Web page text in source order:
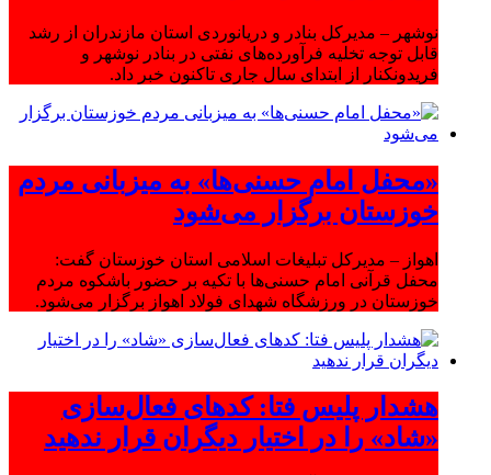
نوشهر – مدیرکل بنادر و دریانوردی استان مازندران از رشد
قابل توجه تخلیه فرآورده‌های نفتی در بنادر نوشهر و
فریدونکنار از ابتدای سال جاری تاکنون خبر داد.
«محفل امام حسنی‌ها» به میزبانی مردم
خوزستان برگزار می‌شود
اهواز – مدیرکل تبلیغات اسلامی استان خوزستان گفت:
محفل قرآنی امام حسنی‌ها با تکیه بر حضور باشکوه مردم
خوزستان در ورزشگاه شهدای فولاد اهواز برگزار می‌شود.
هشدار پلیس فتا: کدهای فعال‌سازی
«شاد» را در اختیار دیگران قرار ندهید